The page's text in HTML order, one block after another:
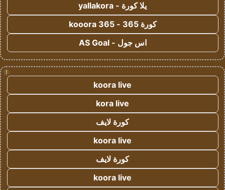
يلا كورة - yallakora
كورة 365 - kooora 365
اس جول - AS Goal
!
koora live
kora live
كورة لايف
koora live
كورة لايف
koora live